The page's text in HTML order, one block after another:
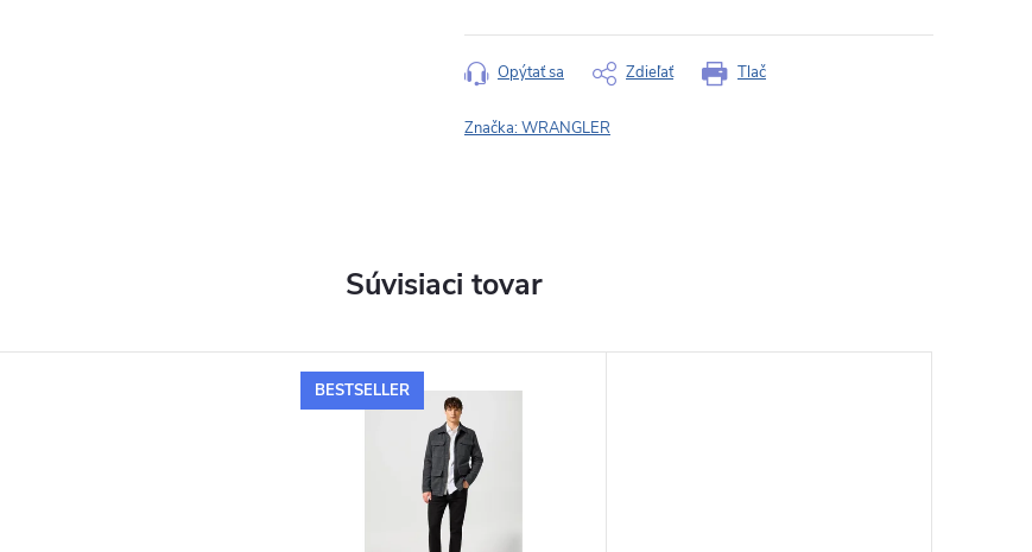
Tlač
Opýtať sa Zdieľať
Značka:WRANGLER
Súvisiaci tovar
BESTSELLER